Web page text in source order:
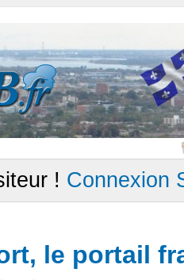
! Connexion
le portail